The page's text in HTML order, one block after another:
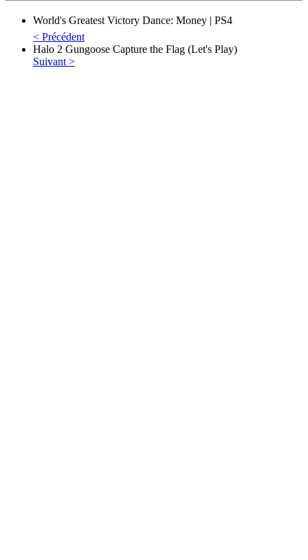
World's Greatest Victory Dance: Money | PS4
< Précédent
Halo 2 Gungoose Capture the Flag (Let's Play)
Suivant >